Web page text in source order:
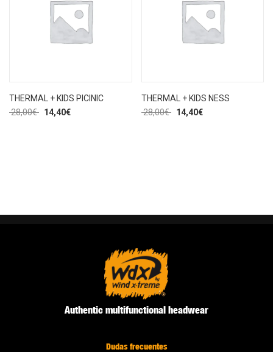
THERMAL + KIDS PICINIC
28,00€ 14,40€
THERMAL + KIDS NESS
28,00€ 14,40€
Authentic multifunctional headwear
Dudas frecuentes